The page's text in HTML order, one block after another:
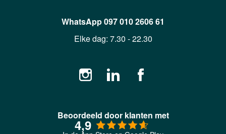
WhatsApp097 010 2606 61
Elke dag: 7.30 - 22.30
Beoordeeld door klanten met
4,9